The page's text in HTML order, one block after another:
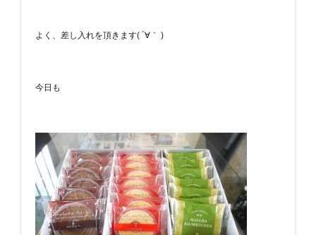
よく、差し入れを頂きます( ´∀｀ )
今日も